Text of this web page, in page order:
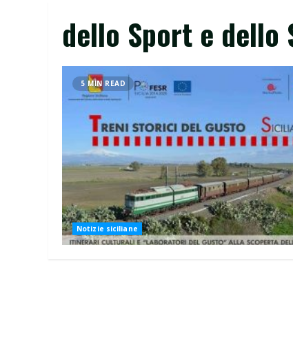
dello Sport e dello
5 MIN READ
Notizie siciliane